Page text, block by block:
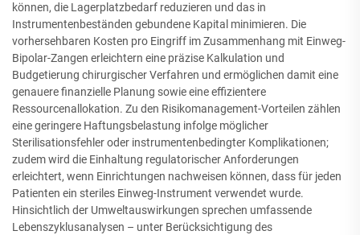
können, die Lagerplatzbedarf reduzieren und das in
Instrumentenbeständen gebundene Kapital minimieren. Die
vorhersehbaren Kosten pro Eingriff im Zusammenhang mit Einweg-
Bipolar-Zangen erleichtern eine präzise Kalkulation und
Budgetierung chirurgischer Verfahren und ermöglichen damit eine
genauere finanzielle Planung sowie eine effizientere
Ressourcenallokation. Zu den Risikomanagement-Vorteilen zählen
eine geringere Haftungsbelastung infolge möglicher
Sterilisationsfehler oder instrumentenbedingter Komplikationen;
zudem wird die Einhaltung regulatorischer Anforderungen
erleichtert, wenn Einrichtungen nachweisen können, dass für jeden
Patienten ein steriles Einweg-Instrument verwendet wurde.
Hinsichtlich der Umweltauswirkungen sprechen umfassende
Lebenszyklusanalysen – unter Berücksichtigung des